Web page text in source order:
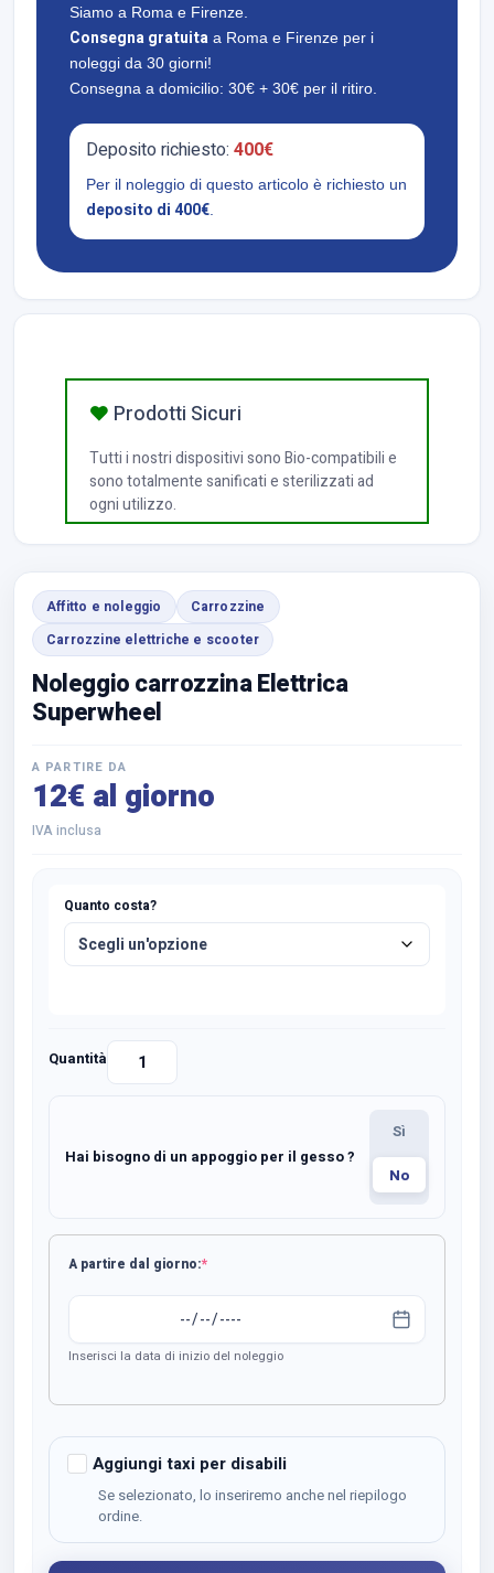
Siamo a Roma e Firenze.
Consegna gratuita a Roma e Firenze per i
noleggi da 30 giorni!
Consegna a domicilio: 30€ + 30€ per il ritiro.
Deposito richiesto: 400€
Per il noleggio di questo articolo è richiesto un
deposito di 400€
Prodotti Sicuri
Tutti i nostri dispositivi sono Bio-compatibili e
sono totalmente sanificati e sterilizzati ad
ogni utilizzo.
Affitto e noleggio
Carrozzine
Carrozzine elettriche e scooter
Noleggio carrozzina Elettrica
Superwheel
A PARTIRE DA
12€ al giorno
IVA inclusa
Quanto costa?
Quantità
Noleggio
quantità
Hai bisogno di un appoggio per il gesso ?
Sì
No
A partire dal giorno:*(required)
Inserisci la data di inizio del noleggio
Aggiungi taxi per disabili
Se selezionato, lo inseriremo anche nel riepilogo
ordine.